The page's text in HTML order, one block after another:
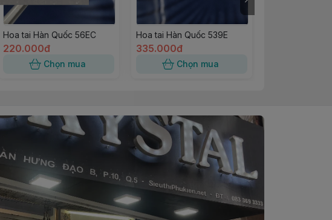
Hoa tai Hàn Quốc 56EC
220.000đ
Chọn mua
Hoa tai Hàn Quốc 539E
335.000đ
Chọn mua